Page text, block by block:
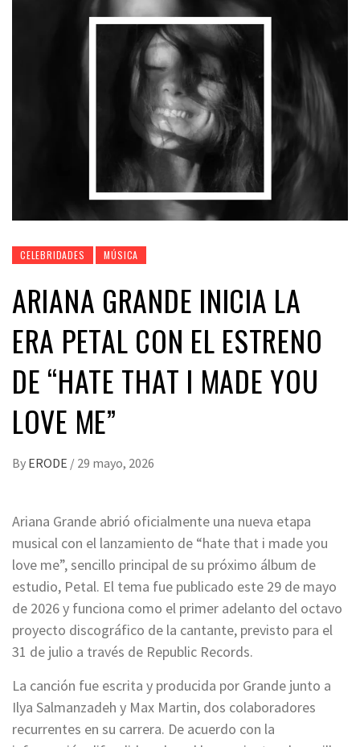
CELEBRIDADES MÚSICA
ARIANA GRANDE INICIA LA
ERA PETAL CON EL ESTRENO
DE “HATE THAT I MADE YOU
LOVE ME”
By ERODE / 29 mayo, 2026
Ariana Grande abrió oficialmente una nueva etapa
musical con el lanzamiento de “hate that i made you
love me”, sencillo principal de su próximo álbum de
estudio, Petal. El tema fue publicado este 29 de mayo
de 2026 y funciona como el primer adelanto del octavo
proyecto discográfico de la cantante, previsto para el
31 de julio a través de Republic Records.
La canción fue escrita y producida por Grande junto a
Ilya Salmanzadeh y Max Martin, dos colaboradores
recurrentes en su carrera. De acuerdo con la